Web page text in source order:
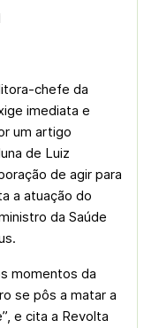
chefe da
imediata e
um artigo
de Luiz
de agir para
a atuação do
da Saúde
momentos da
se pôs a matar a
e cita a Revolta